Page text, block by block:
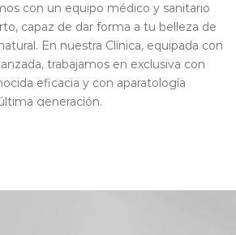
con un equipo médico y sanitario
capaz de dar forma a tu belleza de
En nuestra Clínica, equipada con
trabajamos en exclusiva con
eficacia y con aparatología
generación.